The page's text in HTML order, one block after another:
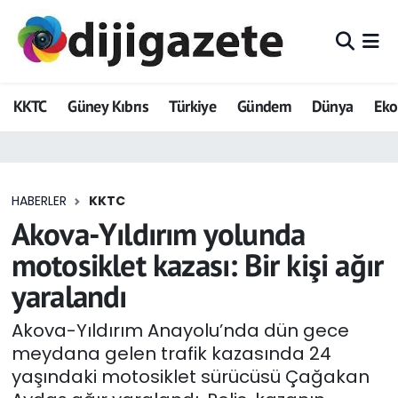
KKTC Güney Kıbrıs Türkiye Gündem Dünya
HABERLER KKTC
Akova-Yıldırım yolunda
motosiklet kazası: Bir kişi ağır
yaralandı
Akova-Yıldırım Anayolu’nda dün gece
meydana gelen trafik kazasında 24
yaşındaki motosiklet sürücüsü Çağakan
ADVERTORIAL
Dijigazete
Eğitim
Ekonomi
Foto Galeri
GEZİ
Güncel
Hava Durumu
Trafik Durumu
Tüm Manşetler
Son Dakika Haberleri
Haber Arşivi